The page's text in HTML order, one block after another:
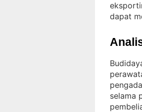
dapat
selama